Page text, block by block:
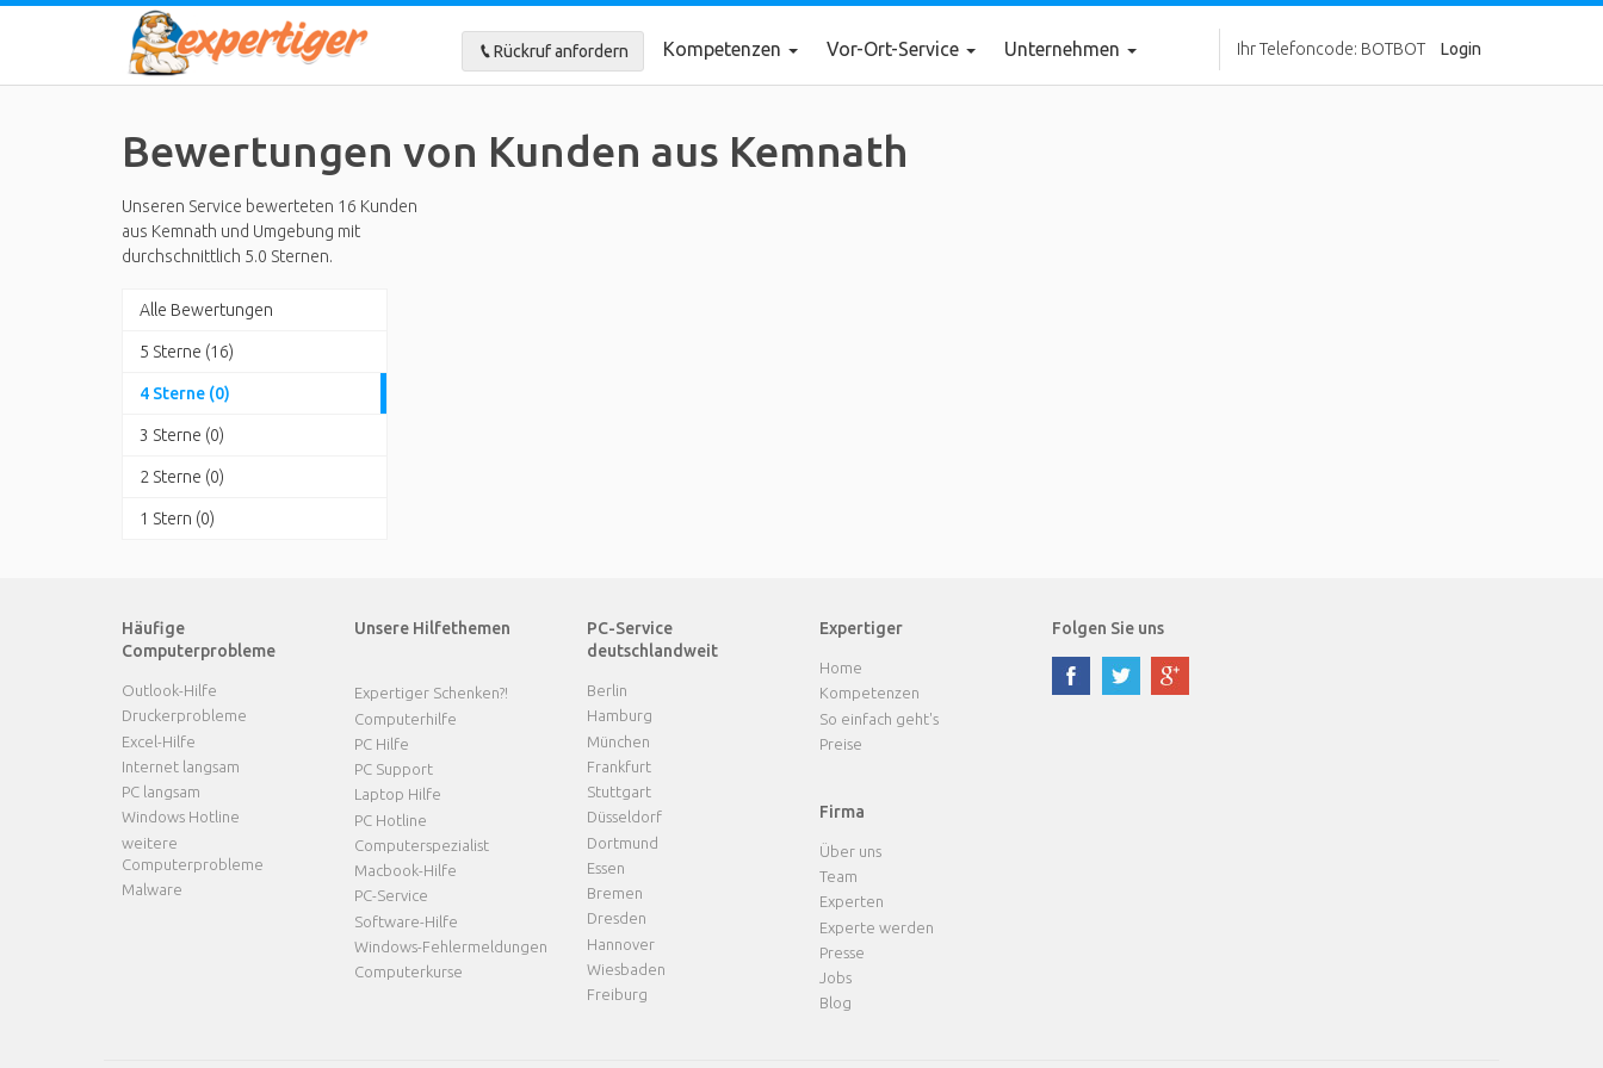
Rückruf anfordern Kompetenzen Vor-Ort-Service Unternehmen Ihr Telefoncode: BOTBOT Login
Bewertungen von Kunden aus Kemnath
Unseren Service bewerteten 16 Kunden
aus Kemnath und Umgebung mit
durchschnittlich 5.0 Sternen.
Alle Bewertungen
5 Sterne (16)
4 Sterne (0)
3 Sterne (0)
2 Sterne (0)
1 Stern (0)
Häufige
Computerprobleme
Outlook-Hilfe
Druckerprobleme
Excel-Hilfe
Internet langsam
PC langsam
Windows Hotline
weitere
Computerprobleme
Malware
Unsere Hilfethemen
Expertiger Schenken?!
Computerhilfe
PC Hilfe
PC Support
Laptop Hilfe
PC Hotline
Computerspezialist
Macbook-Hilfe
PC-Service
Software-Hilfe
Windows-Fehlermeldungen
Computerkurse
PC-Service
deutschlandweit
Berlin
Hamburg
München
Frankfurt
Stuttgart
Düsseldorf
Dortmund
Essen
Bremen
Dresden
Hannover
Wiesbaden
Freiburg
Expertiger
Home
Kompetenzen
So einfach geht's
Preise
Firma
Über uns
Team
Experten
Experte werden
Presse
Jobs
Blog
Folgen Sie uns